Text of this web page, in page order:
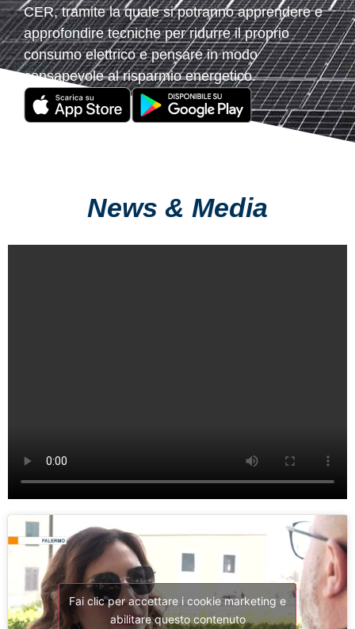
CER, tramite la quale si potranno apprendere e
approfondire tecniche per ridurre il proprio
consumo elettrico e pensare in modo
consapevole al risparmio energetico.
News & Media
Fai clic per accettare i cookie marketing e
abilitare questo contenuto